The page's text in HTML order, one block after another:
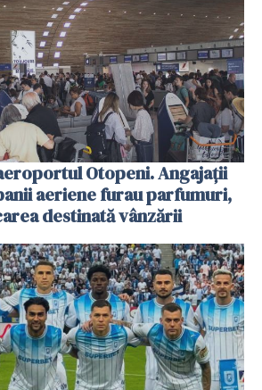
Otopeni. Angajații
aeriene furau parfumuri,
destinată vânzării